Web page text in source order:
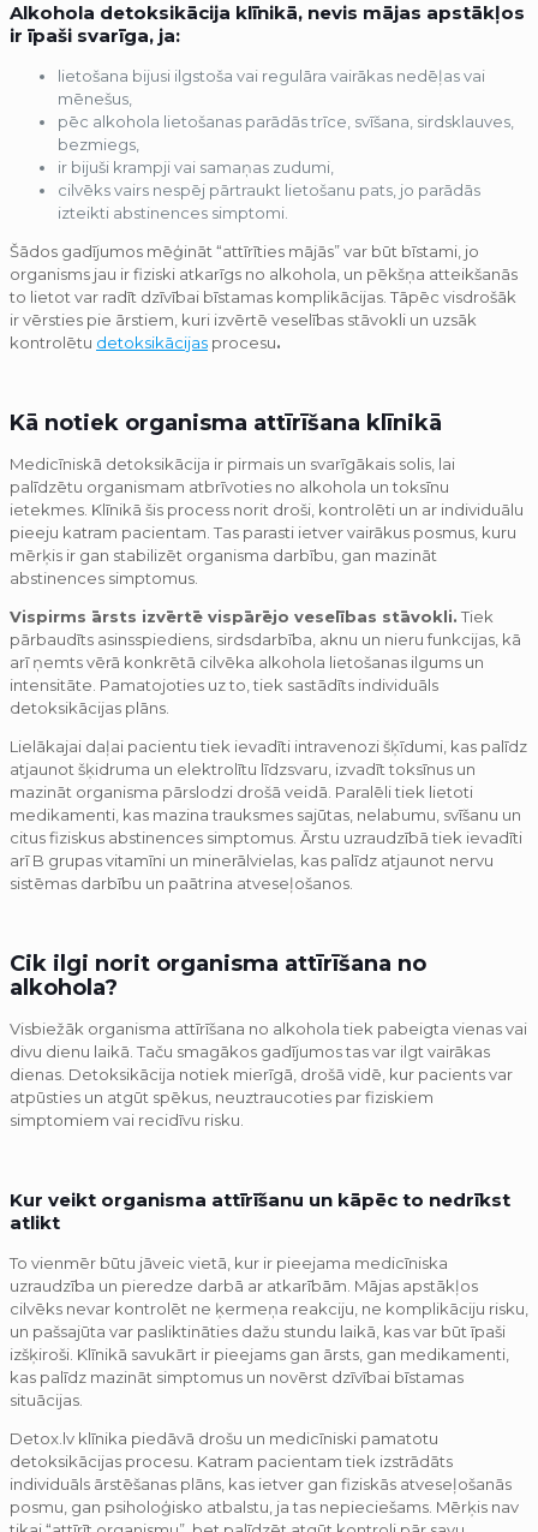
Alkohola detoksikācija klīnikā, nevis mājas apstākļos
ir īpaši svarīga, ja:
lietošana bijusi ilgstoša vai regulāra vairākas nedēļas vai
mēnešus,
pēc alkohola lietošanas parādās trīce, svīšana, sirdsklauves,
bezmiegs,
ir bijuši krampji vai samaņas zudumi,
cilvēks vairs nespēj pārtraukt lietošanu pats, jo parādās
izteikti abstinences simptomi.
Šādos gadījumos mēģināt “attīrīties mājās” var būt bīstami, jo
organisms jau ir fiziski atkarīgs no alkohola, un pēkšņa atteikšanās
to lietot var radīt dzīvībai bīstamas komplikācijas. Tāpēc visdrošāk
ir vērsties pie ārstiem, kuri izvērtē veselības stāvokli un uzsāk
kontrolētu detoksikācijas procesu.
Kā notiek organisma attīrīšana klīnikā
Medicīniskā detoksikācija ir pirmais un svarīgākais solis, lai
palīdzētu organismam atbrīvoties no alkohola un toksīnu
ietekmes. Klīnikā šis process norit droši, kontrolēti un ar individuālu
pieeju katram pacientam. Tas parasti ietver vairākus posmus, kuru
mērķis ir gan stabilizēt organisma darbību, gan mazināt
abstinences simptomus.
Vispirms ārsts izvērtē vispārējo veselības stāvokli. Tiek
pārbaudīts asinsspiediens, sirdsdarbība, aknu un nieru funkcijas, kā
arī ņemts vērā konkrētā cilvēka alkohola lietošanas ilgums un
intensitāte. Pamatojoties uz to, tiek sastādīts individuāls
detoksikācijas plāns.
Lielākajai daļai pacientu tiek ievadīti intravenozi šķīdumi, kas palīdz
atjaunot šķidruma un elektrolītu līdzsvaru, izvadīt toksīnus un
mazināt organisma pārslodzi drošā veidā. Paralēli tiek lietoti
medikamenti, kas mazina trauksmes sajūtas, nelabumu, svīšanu un
citus fiziskus abstinences simptomus. Ārstu uzraudzībā tiek ievadīti
arī B grupas vitamīni un minerālvielas, kas palīdz atjaunot nervu
sistēmas darbību un paātrina atveseļošanos.
Cik ilgi norit organisma attīrīšana no
alkohola?
Visbiežāk organisma attīrīšana no alkohola tiek pabeigta vienas vai
divu dienu laikā. Taču smagākos gadījumos tas var ilgt vairākas
dienas. Detoksikācija notiek mierīgā, drošā vidē, kur pacients var
atpūsties un atgūt spēkus, neuztraucoties par fiziskiem
simptomiem vai recidīvu risku.
Kur veikt organisma attīrīšanu un kāpēc to nedrīkst
atlikt
To vienmēr būtu jāveic vietā, kur ir pieejama medicīniska
uzraudzība un pieredze darbā ar atkarībām. Mājas apstākļos
cilvēks nevar kontrolēt ne ķermeņa reakciju, ne komplikāciju risku,
un pašsajūta var pasliktināties dažu stundu laikā, kas var būt īpaši
izšķiroši. Klīnikā savukārt ir pieejams gan ārsts, gan medikamenti,
kas palīdz mazināt simptomus un novērst dzīvībai bīstamas
situācijas.
Detox.lv klīnika piedāvā drošu un medicīniski pamatotu
detoksikācijas procesu. Katram pacientam tiek izstrādāts
individuāls ārstēšanas plāns, kas ietver gan fiziskās atveseļošanās
posmu, gan psiholoģisko atbalstu, ja tas nepieciešams. Mērķis nav